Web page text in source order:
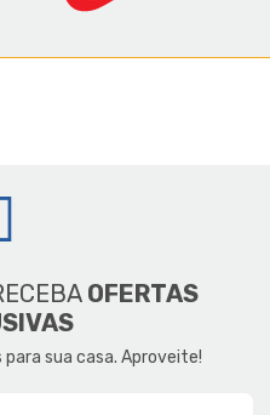
OFERTAS
sua casa. Aproveite!